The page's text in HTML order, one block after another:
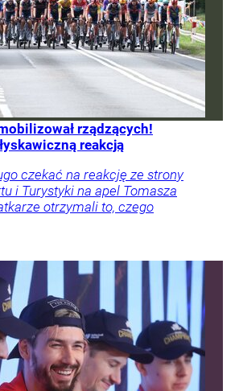
rządzących!
reakcją
czekać na reakcję ze strony
i Turystyki na apel Tomasza
otrzymali to, czego